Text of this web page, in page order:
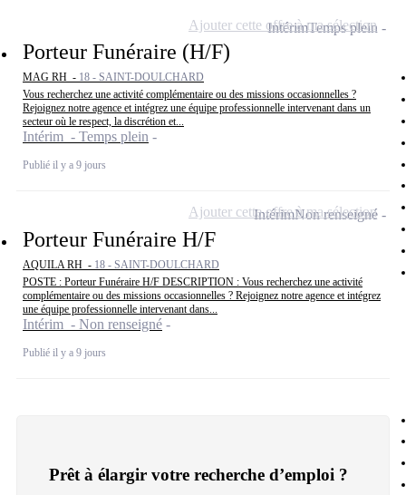
Porteur Funéraire (H/F)
MAG RH - 18 - SAINT-DOULCHARD
Vous recherchez une activité complémentaire ou des missions occasionnelles ?
Rejoignez notre agence et intégrez une équipe professionnelle intervenant dans un
secteur où le respect, la discrétion et...
Intérim - Temps plein
Publié il y a 9 jours
IntérimTemps plein
Ajouter cette offre à ma sélection
Porteur Funéraire H/F
AQUILA RH - 18 - SAINT-DOULCHARD
POSTE : Porteur Funéraire H/F DESCRIPTION : Vous recherchez une activité
complémentaire ou des missions occasionnelles ? Rejoignez notre agence et intégrez
une équipe professionnelle intervenant dans...
Intérim - Non renseigné
Publié il y a 9 jours
IntérimNon renseigné
Ajouter cette offre à ma sélection
Prêt à élargir votre recherche d’emploi ?